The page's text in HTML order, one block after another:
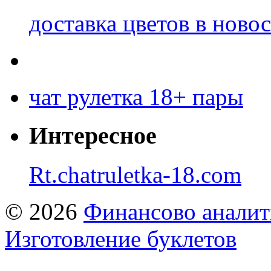
доставка цветов в
чат рулетка 18+ пары
Интересное
Rt.chatruletka-18.com
© 2026 Финансово
Изготовление буклетов